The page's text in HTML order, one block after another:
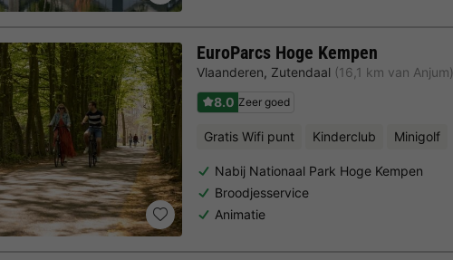
EuroParcs Hoge Kempen
Vlaanderen, Zutendaal (16,1 km van Anjum)
8.0 Zeer goed
Gratis Wifi punt Kinderclub Minigolf
Nabij Nationaal Park Hoge Kempen
Broodjesservice
Animatie